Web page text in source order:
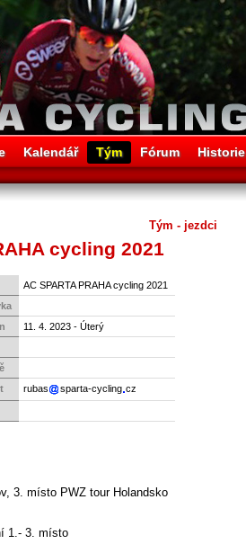
Kalendář Tým Fórum Historie
Tým - jezdci
cycling 2021
AC SPARTA PRAHA cycling 2021
11. 4. 2023 - Úterý
rubas sparta-cycling cz
3. místo PWZ tour Holandsko
1.- 3. místo